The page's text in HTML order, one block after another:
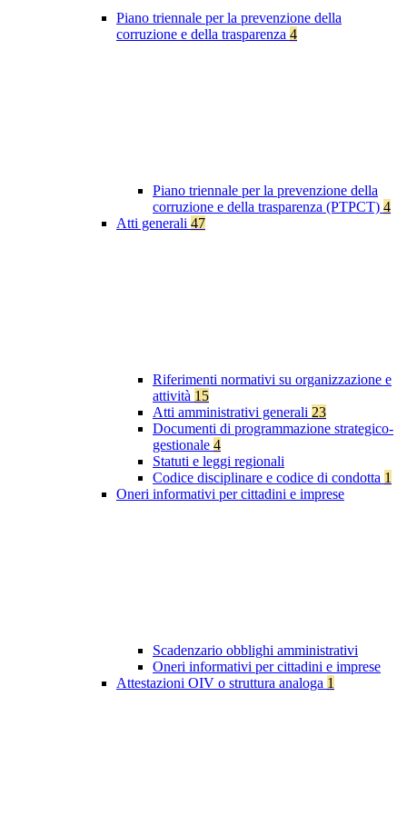
Piano triennale per la prevenzione della
corruzione e della trasparenza 4
Piano triennale per la prevenzione della
corruzione e della trasparenza (PTPCT) 4
Atti generali 47
Riferimenti normativi su organizzazione e
attività 15
Atti amministrativi generali 23
Documenti di programmazione strategico-
gestionale 4
Statuti e leggi regionali
Codice disciplinare e codice di condotta 1
Oneri informativi per cittadini e imprese
Scadenzario obblighi amministrativi
Oneri informativi per cittadini e imprese
Attestazioni OIV o struttura analoga 1